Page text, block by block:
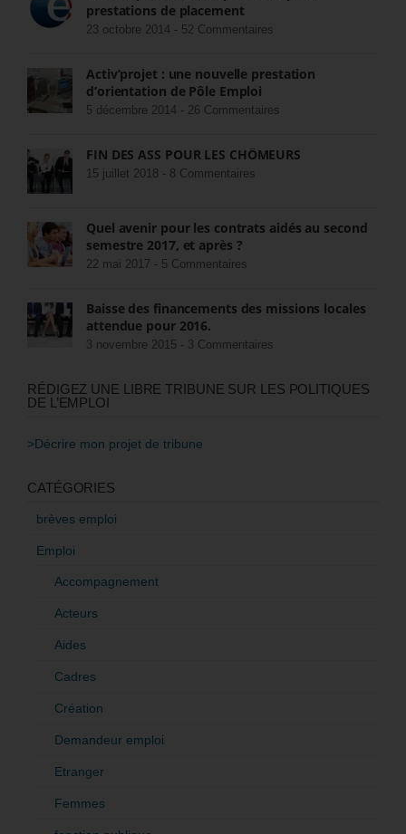
prestations de placement
23 octobre 2014 - 52 Commentaires
Activ’projet : une nouvelle prestation
d’orientation de Pôle Emploi
5 décembre 2014 - 26 Commentaires
FIN DES ASS POUR LES CHÔMEURS
15 juillet 2018 - 8 Commentaires
Quel avenir pour les contrats aidés au second
semestre 2017, et après ?
22 mai 2017 - 5 Commentaires
Baisse des financements des missions locales
attendue pour 2016.
3 novembre 2015 - 3 Commentaires
RÉDIGEZ UNE LIBRE TRIBUNE SUR LES POLITIQUES
DE L’EMPLOI
>Décrire mon projet de tribune
CATÉGORIES
brèves emploi
Emploi
Accompagnement
Acteurs
Aides
Cadres
Création
Demandeur emploi
Etranger
Femmes